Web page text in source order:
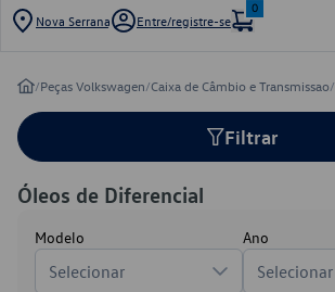
Nova Serrana Entre/registre-se
0
/Peças Volkswagen/Caixa de Câmbio e Transmissao/
Filtrar
Óleos de Diferencial
Modelo
Selecionar
Ano
Selecionar